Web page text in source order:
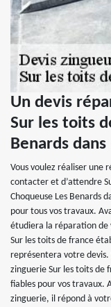
Un devis
Sur les toits
Benards
Vous voulez réaliser une
contacter et d’attendre
Choqueuse Les Benards
pour tous vos travaux.
étudiera la réparation de
Sur les toits de france
représentera votre devis.
zinguerie Sur les toits de
fiables pour vos travaux.
zinguerie, il répond à